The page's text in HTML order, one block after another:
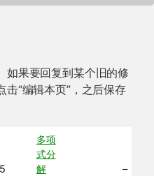
如果要回复到某个旧的修
“编辑本页”，之后保存
多项
式分
解
–